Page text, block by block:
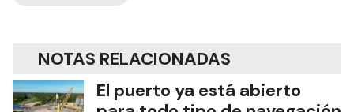
NOTAS RELACIONADAS
El puerto ya está abierto